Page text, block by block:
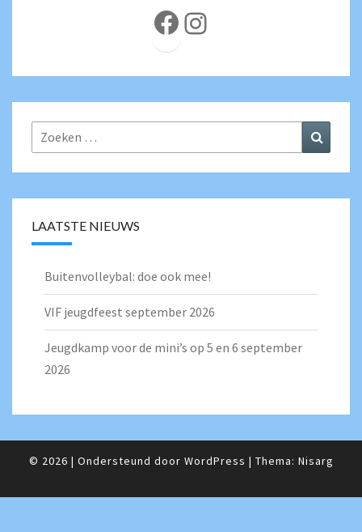
Facebook
Instagram
Zoeken
naar:
LAATSTE NIEUWS
Buitenvolleybal: doe ook mee!
VIF jeugdfeest september 2026
Jeugdkamp voor de mini’s op 5 en 6 september
2026
© 2026 | Ondersteund door WordPress | Thema: Nisarg